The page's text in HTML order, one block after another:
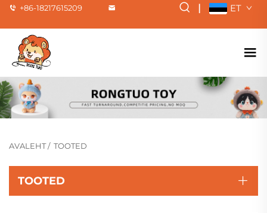
+86-18217615209 | ET
AVALEHT/ TOOTED
TOOTED